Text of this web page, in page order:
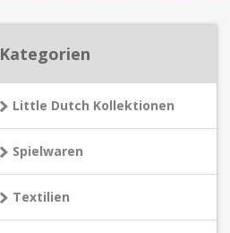
Kategorien
Little Dutch Kollektionen
Spielwaren
Textilien